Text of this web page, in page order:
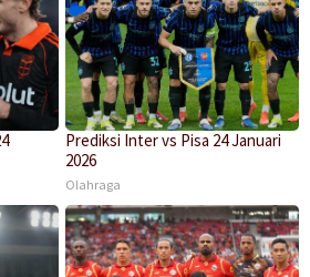
Prediksi Inter vs Pisa 24 Januari
2026
Olahraga